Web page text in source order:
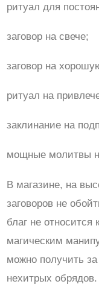
ритуал для
заговор на свече;
заговор на
ритуал на
заклинание на
мощные молитвы
В магазине, на
заговоров не
благ не
магическим
можно получить
нехитрых